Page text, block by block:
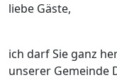
liebe Gäste,
ich darf Sie ganz
unserer Gemeinde